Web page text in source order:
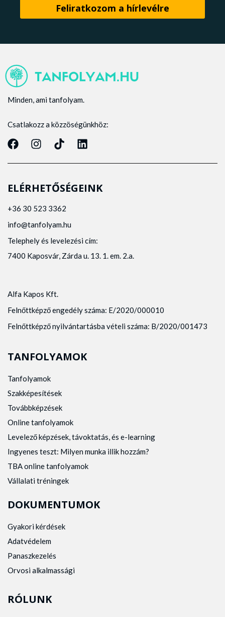
Minden, ami tanfolyam.
Csatlakozz a közzöségünkhöz:
ELÉRHETŐSÉGEINK
+36 30 523 3362
info@tanfolyam.hu
Telephely és levelezési cím:
7400 Kaposvár, Zárda u. 13. 1. em. 2.a.
Alfa Kapos Kft.
Felnőttképző engedély száma: E/2020/000010
Felnőttképző nyilvántartásba vételi száma: B/2020/001473
TANFOLYAMOK
Tanfolyamok
Szakképesítések
Továbbképzések
Online tanfolyamok
Levelező képzések, távoktatás, és e-learning
Ingyenes teszt: Milyen munka illik hozzám?
TBA online tanfolyamok
Vállalati tréningek
DOKUMENTUMOK
Gyakori kérdések
Adatvédelem
Panaszkezelés
Orvosi alkalmassági
RÓLUNK